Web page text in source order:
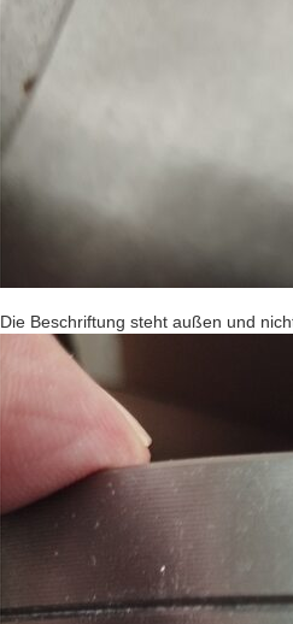
Die Beschriftung steht außen und